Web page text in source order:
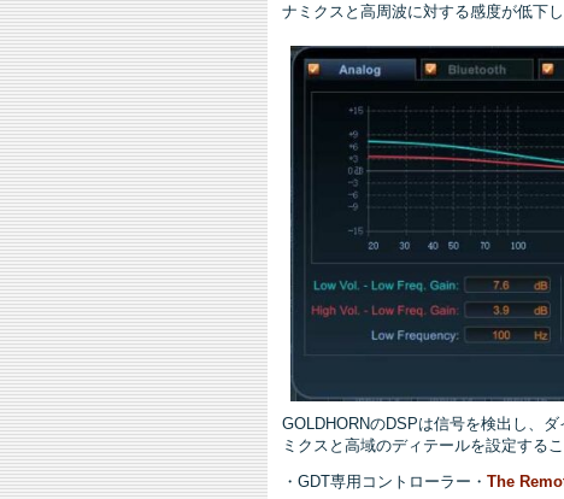
ナミクスと高周波に対する感度が低下し
GOLDHORNのDSPは信号を検出し、
ミクスと高域のディテールを設定するこ
・GDT専用コントローラー・ The